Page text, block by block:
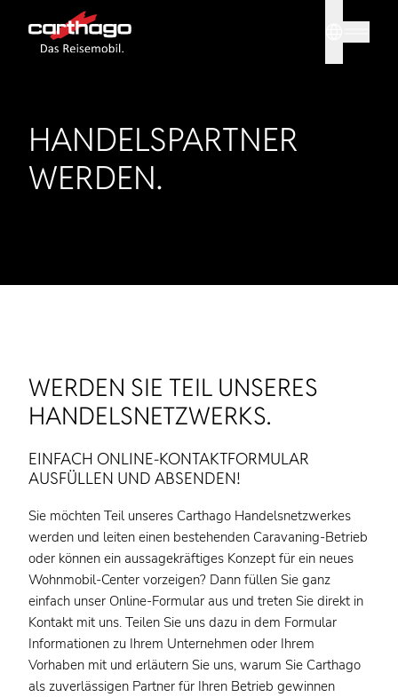
Tipp: Mit
Sprache
HANDELSPARTNER
WERDEN.
WERDEN SIE TEIL UNSERES
HANDELSNETZWERKS.
EINFACH ONLINE-KONTAKTFORMULAR
AUSFÜLLEN UND ABSENDEN!
Sie möchten Teil unseres Carthago Handelsnetzwerkes
werden und leiten einen bestehenden Caravaning-Betrieb
oder können ein aussagekräftiges Konzept für ein neues
Wohnmobil-Center vorzeigen? Dann füllen Sie ganz
einfach unser Online-Formular aus und treten Sie direkt in
Kontakt mit uns. Teilen Sie uns dazu in dem Formular
Informationen zu Ihrem Unternehmen oder Ihrem
Vorhaben mit und erläutern Sie uns, warum Sie Carthago
als zuverlässigen Partner für Ihren Betrieb gewinnen